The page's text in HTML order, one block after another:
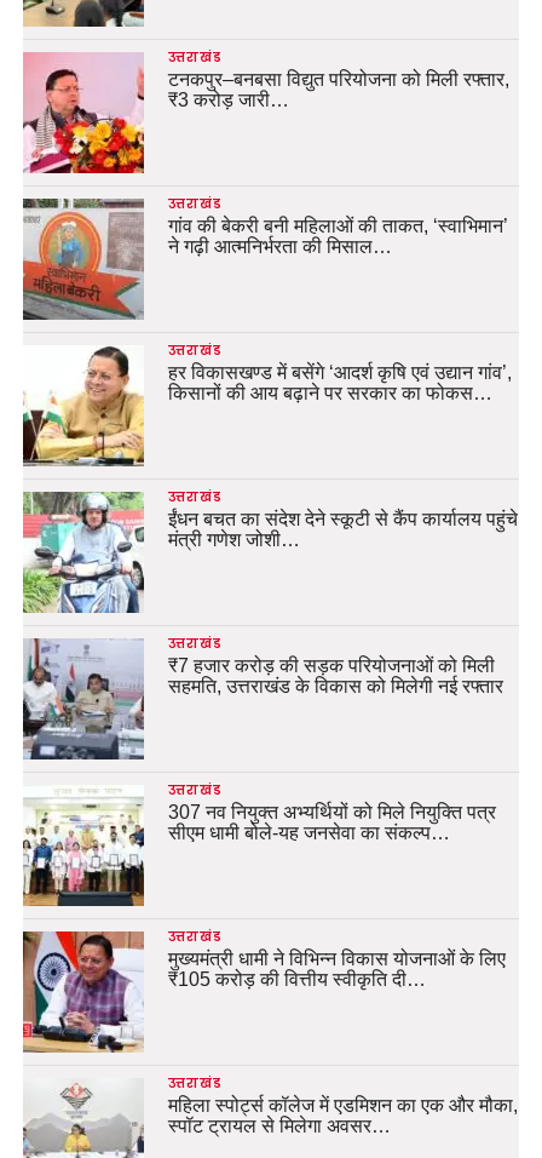
उत्तराखंड
टनकपुर–बनबसा विद्युत परियोजना को मिली रफ्तार,
₹3 करोड़ जारी…
उत्तराखंड
गांव की बेकरी बनी महिलाओं की ताकत, ‘स्वाभिमान’
ने गढ़ी आत्मनिर्भरता की मिसाल…
उत्तराखंड
हर विकासखण्ड में बसेंगे ‘आदर्श कृषि एवं उद्यान गांव’,
किसानों की आय बढ़ाने पर सरकार का फोकस…
उत्तराखंड
ईंधन बचत का संदेश देने स्कूटी से कैंप कार्यालय पहुंचे
मंत्री गणेश जोशी…
उत्तराखंड
₹7 हजार करोड़ की सड़क परियोजनाओं को मिली
सहमति, उत्तराखंड के विकास को मिलेगी नई रफ्तार
उत्तराखंड
307 नव नियुक्त अभ्यर्थियों को मिले नियुक्ति पत्र
सीएम धामी बोले-यह जनसेवा का संकल्प…
उत्तराखंड
मुख्यमंत्री धामी ने विभिन्न विकास योजनाओं के लिए
₹105 करोड़ की वित्तीय स्वीकृति दी…
उत्तराखंड
महिला स्पोर्ट्स कॉलेज में एडमिशन का एक और मौका,
स्पॉट ट्रायल से मिलेगा अवसर…